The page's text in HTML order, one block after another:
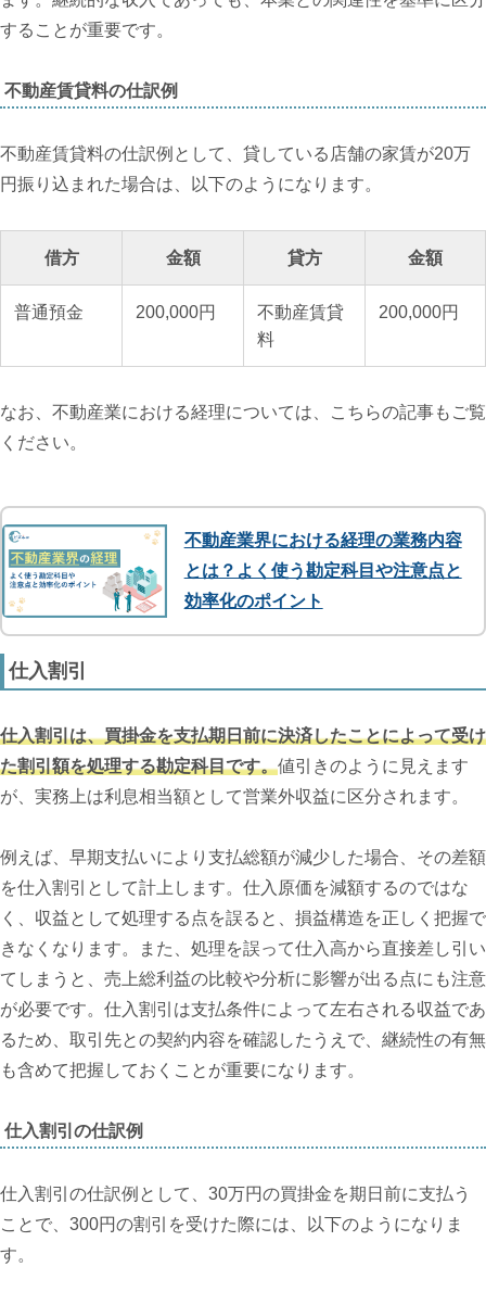
することが重要です。
不動産賃貸料の仕訳例
不動産賃貸料の仕訳例として、貸している店舗の家賃が20万
円振り込まれた場合は、以下のようになります。
借方 金額 貸方 金額
普通預金 200,000円
不動産賃貸
料
200,000円
なお、不動産業における経理については、こちらの記事もご覧
ください。
不動産業界における経理の業務内容
とは？よく使う勘定科目や注意点と
効率化のポイント
仕入割引
仕入割引は、買掛金を支払期日前に決済したことによって受け
た割引額を処理する勘定科目です。値引きのように見えます
が、実務上は利息相当額として営業外収益に区分されます。
例えば、早期支払いにより支払総額が減少した場合、その差額
を仕入割引として計上します。仕入原価を減額するのではな
く、収益として処理する点を誤ると、損益構造を正しく把握で
きなくなります。また、処理を誤って仕入高から直接差し引い
てしまうと、売上総利益の比較や分析に影響が出る点にも注意
が必要です。仕入割引は支払条件によって左右される収益であ
るため、取引先との契約内容を確認したうえで、継続性の有無
も含めて把握しておくことが重要になります。
仕入割引の仕訳例
仕入割引の仕訳例として、30万円の買掛金を期日前に支払う
ことで、300円の割引を受けた際には、以下のようになりま
す。